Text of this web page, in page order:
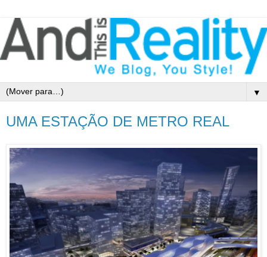
▼
UMA ESTAÇÃO DE METRO REAL